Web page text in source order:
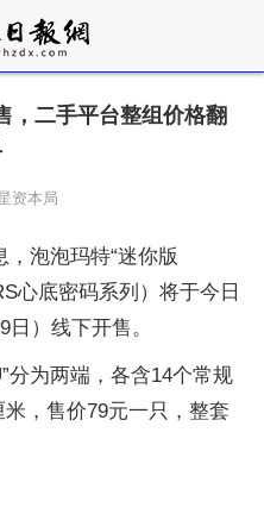
，二手平台整组价格翻
资本局
泡泡玛特“迷你版
心底密码系列）将于今日
）线下开售。
分为两端，各含14个常规
，售价79元一只，整套